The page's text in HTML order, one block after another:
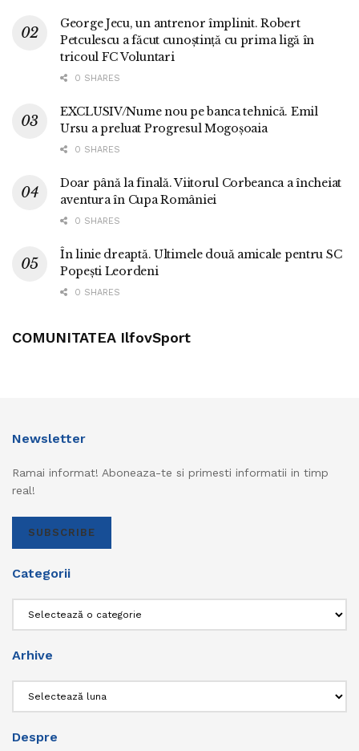
George Jecu, un antrenor împlinit. Robert
Petculescu a făcut cunoștință cu prima ligă în
tricoul FC Voluntari
0 SHARES
EXCLUSIV/Nume nou pe banca tehnică. Emil
Ursu a preluat Progresul Mogoșoaia
0 SHARES
Doar până la finală. Viitorul Corbeanca a încheiat
aventura în Cupa României
0 SHARES
În linie dreaptă. Ultimele două amicale pentru SC
Popești Leordeni
0 SHARES
COMUNITATEA IlfovSport
Newsletter
Ramai informat! Aboneaza-te si primesti informatii in timp
real!
SUBSCRIBE
Categorii
Arhive
Despre